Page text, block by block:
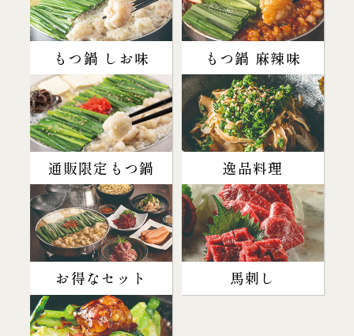
もつ鍋 しお味 もつ鍋 麻辣味
通販限定もつ鍋 逸品料理
お得なセット 馬刺し